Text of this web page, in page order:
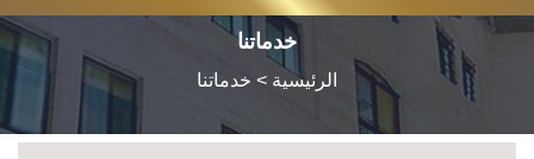
خدماتنا
الرئيسية > خدماتنا